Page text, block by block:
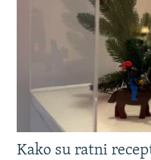
Kako su ratni